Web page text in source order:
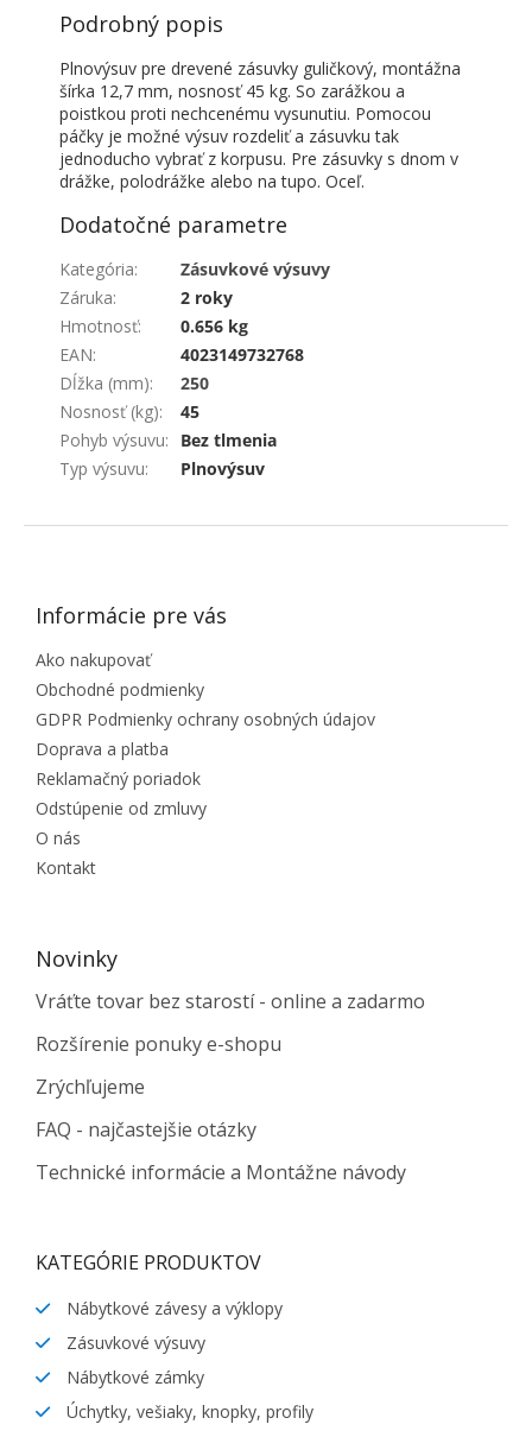
Podrobný popis
Plnovýsuv pre drevené zásuvky guličkový, montážna
šírka 12,7 mm, nosnosť 45 kg. So zarážkou a
poistkou proti nechcenému vysunutiu. Pomocou
páčky je možné výsuv rozdeliť a zásuvku tak
jednoducho vybrať z korpusu. Pre zásuvky s dnom v
drážke, polodrážke alebo na tupo. Oceľ.
Dodatočné parametre
Kategória:
Zásuvkové výsuvy
Záruka:
2 roky
Hmotnosť:
0.656 kg
EAN:
4023149732768
Dĺžka (mm):
250
Nosnosť (kg):
45
Pohyb výsuvu:
Bez tlmenia
Typ výsuvu: Plnovýsuv
ZÁPÄTIE
Informácie pre vás
Ako nakupovať
Obchodné podmienky
GDPR Podmienky ochrany osobných údajov
Doprava a platba
Reklamačný poriadok
Odstúpenie od zmluvy
O nás
Kontakt
Novinky
Vráťte tovar bez starostí - online a zadarmo
Rozšírenie ponuky e-shopu
Zrýchľujeme
FAQ - najčastejšie otázky
Technické informácie a Montážne návody
KATEGÓRIE PRODUKTOV
Nábytkové závesy a výklopy
Zásuvkové výsuvy
Nábytkové zámky
Úchytky, vešiaky, knopky, profily